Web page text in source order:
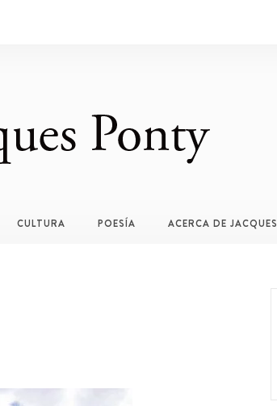
CULTURA POESÍA ACERCA DE JACQUES